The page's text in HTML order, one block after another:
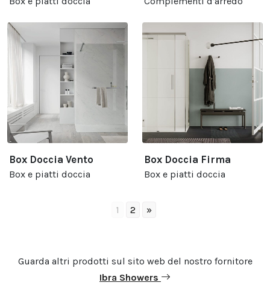
Box Doccia Vento
Box e piatti doccia
Box Doccia Firma
Box e piatti doccia
1 2 »
Guarda altri prodotti sul sito web del nostro fornitore
Ibra Showers